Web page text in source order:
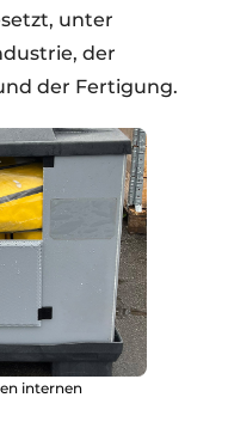
unter
der
der Fertigung.
internen